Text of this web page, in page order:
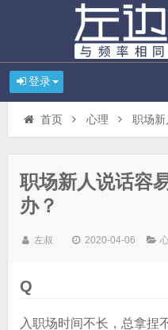
登录
首页 心理 职场新
职场新人说话容
办？
左叔 2020-04-06
Q
入职场时间不长，总拿捏